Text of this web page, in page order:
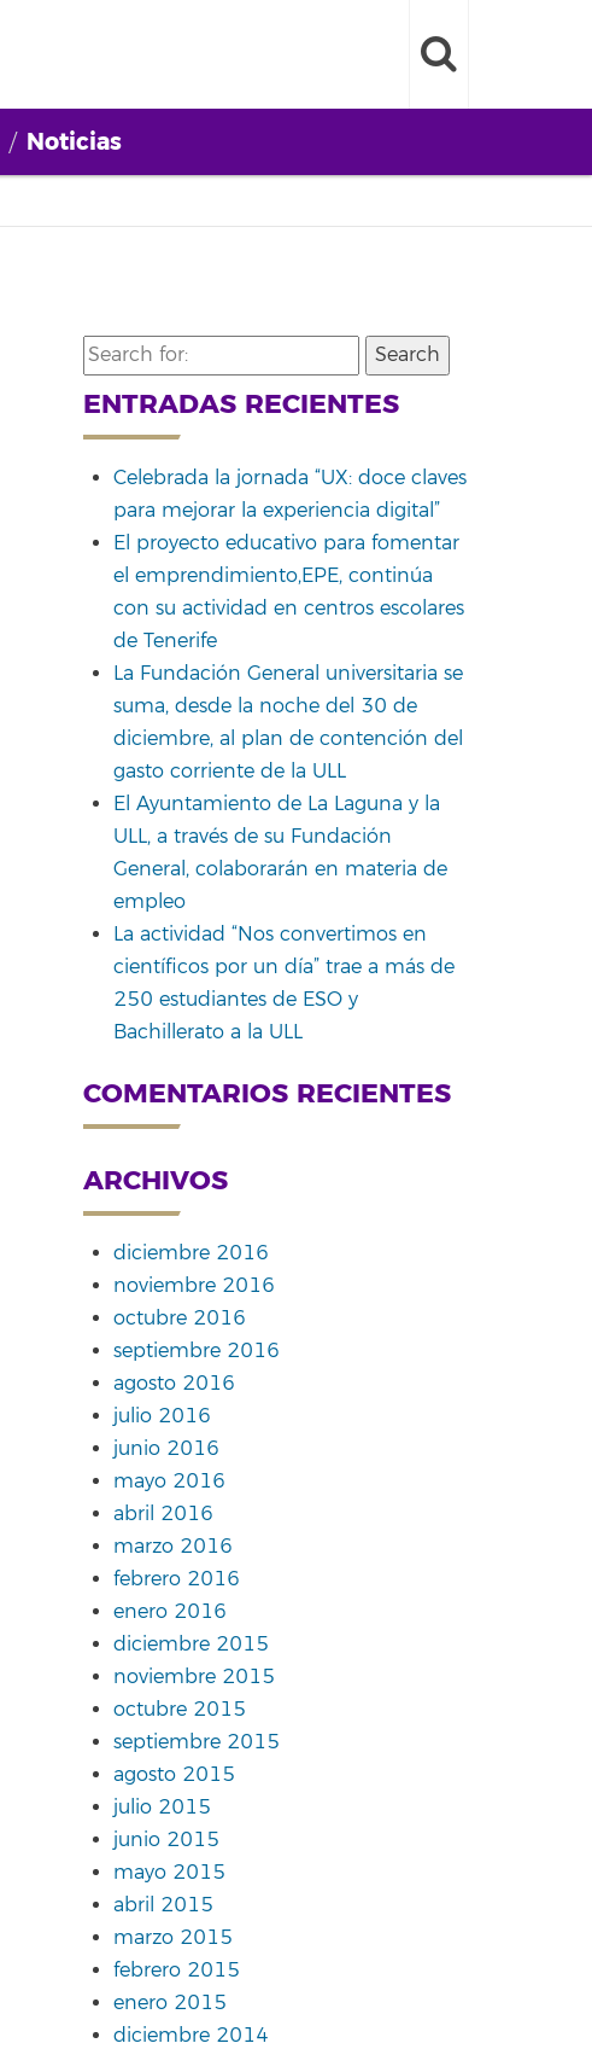
Noticias
Search
for:
ENTRADAS RECIENTES
Celebrada la jornada “UX: doce claves
para mejorar la experiencia digital”
El proyecto educativo para fomentar
el emprendimiento,EPE, continúa
con su actividad en centros escolares
de Tenerife
La Fundación General universitaria se
suma, desde la noche del 30 de
diciembre, al plan de contención del
gasto corriente de la ULL
El Ayuntamiento de La Laguna y la
ULL, a través de su Fundación
General, colaborarán en materia de
empleo
La actividad “Nos convertimos en
científicos por un día” trae a más de
250 estudiantes de ESO y
Bachillerato a la ULL
COMENTARIOS RECIENTES
ARCHIVOS
diciembre 2016
noviembre 2016
octubre 2016
septiembre 2016
agosto 2016
julio 2016
junio 2016
mayo 2016
abril 2016
marzo 2016
febrero 2016
enero 2016
diciembre 2015
noviembre 2015
octubre 2015
septiembre 2015
agosto 2015
julio 2015
junio 2015
mayo 2015
abril 2015
marzo 2015
febrero 2015
enero 2015
diciembre 2014